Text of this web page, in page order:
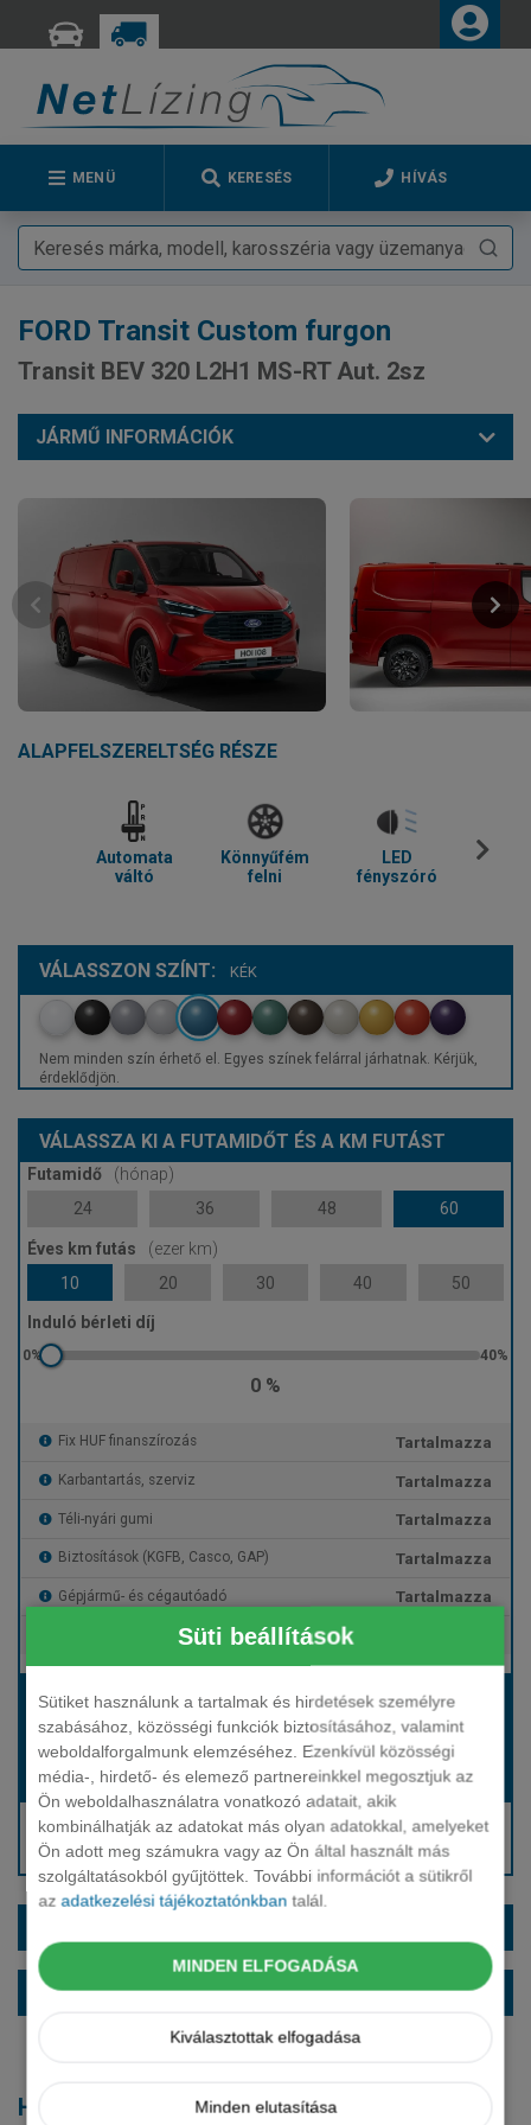
Süti beállítások
Sütiket használunk a tartalmak és hirdetések személyre
szabásához, közösségi funkciók biztosításához, valamint
weboldalforgalmunk elemzéséhez. Ezenkívül közösségi
média-, hirdető- és elemező partnereinkkel megosztjuk az
Ön weboldalhasználatra vonatkozó adatait, akik
kombinálhatják az adatokat más olyan adatokkal, amelyeket
Ön adott meg számukra vagy az Ön által használt más
szolgáltatásokból gyűjtöttek. További információt a sütikről
azadatkezelési tájékoztatónkban talál.
MINDEN ELFOGADÁSA
Kiválasztottak elfogadása
Minden elutasítása
MENÜ KERESÉS HÍVÁS
FORD Transit Custom furgon
Transit BEV 320 L2H1 MS-RT Aut. 2sz
JÁRMŰ INFORMÁCIÓK
ALAPFELSZERELTSÉG RÉSZE
Automata
váltó
Könnyűfém
felni
LED
fényszóró
VÁLASSZON SZÍNT: KÉK
Nem minden szín érhető el. Egyes színek felárral járhatnak. Kérjük,
érdeklődjön.
VÁLASSZA KI A FUTAMIDŐT ÉS A KM FUTÁST
Futamidő
(hónap)
24
36 48 60
Éves km futás
(ezer km)
10
20 30 40 50
Induló bérleti díj
0 %
Fix HUF finanszírozás Tartalmazza
Karbantartás, szerviz Tartalmazza
Téli-nyári gumi Tartalmazza
Biztosítások (KGFB, Casco, GAP) Tartalmazza
Gépjármű- és cégautóadó Tartalmazza
Európai assistance
Bérleti díj:
Hívjon bennünket!
Induló bérleti díj: Hívjon bennünket!
Hívjon: +36 1 888 0088
Kérjen visszahívást!
ALAPFELSZERELTSÉG
Hasonló modellek